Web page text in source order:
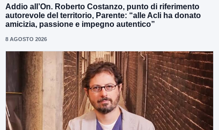
Addio all’On. Roberto Costanzo, punto di riferimento
autorevole del territorio, Parente: “alle Acli ha donato
amicizia, passione e impegno autentico”
8 AGOSTO 2026